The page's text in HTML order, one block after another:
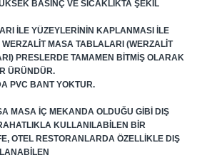
BASINÇ VE SICAKLIKTA ŞEKIL
ILE YÜZEYLERININ KAPLANMASI ILE
MASA TABLALARI (WERZALIT
PRESLERDE TAMAMEN BITMIŞ OLARAK
ÜRÜNDÜR.
PVC BANT YOKTUR.
MASA IÇ MEKANDA OLDUĞU GIBI DIŞ
KULLANILABILEN BIR
OTEL RESTORANLARDA ÖZELLIKLE DIŞ